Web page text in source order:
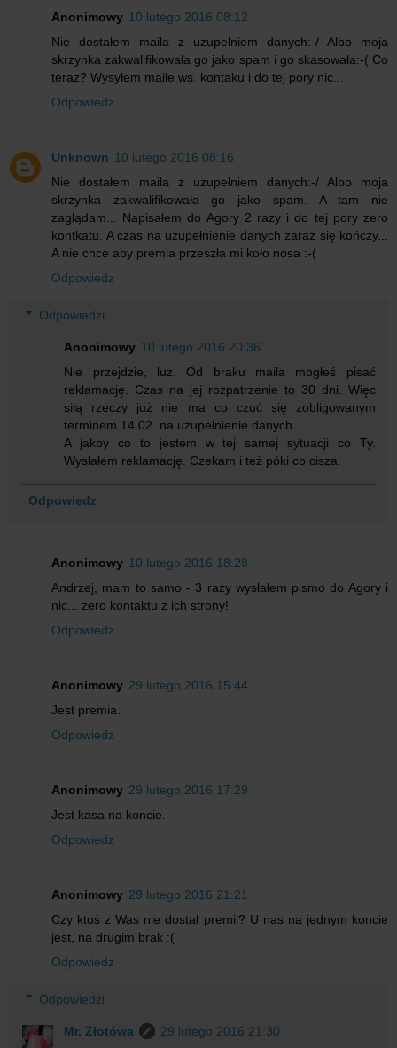
Anonimowy 10 lutego 2016 08:12
Nie dostałem maila z uzupełniem danych:-/ Albo moja
skrzynka zakwalifikowała go jako spam i go skasowała:-( Co
teraz? Wysyłem maile ws. kontaku i do tej pory nic...
Odpowiedz
Unknown 10 lutego 2016 08:16
Nie dostałem maila z uzupełniem danych:-/ Albo moja
skrzynka zakwalifikowała go jako spam. A tam nie
zaglądam... Napisałem do Agory 2 razy i do tej pory zero
kontkatu. A czas na uzupełnienie danych zaraz się kończy...
A nie chce aby premia przeszła mi koło nosa :-(
Odpowiedz
Odpowiedzi
Anonimowy 10 lutego 2016 20:36
Nie przejdzie, luz. Od braku maila mogłeś pisać
reklamację. Czas na jej rozpatrzenie to 30 dni. Więc
siłą rzeczy już nie ma co czuć się zobligowanym
terminem 14.02. na uzupełnienie danych.
A jakby co to jestem w tej samej sytuacji co Ty.
Wysłałem reklamację. Czekam i też póki co cisza.
Odpowiedz
Anonimowy 10 lutego 2016 18:28
Andrzej, mam to samo - 3 razy wysłałem pismo do Agory i
nic... zero kontaktu z ich strony!
Odpowiedz
Anonimowy 29 lutego 2016 15:44
Jest premia.
Odpowiedz
Anonimowy 29 lutego 2016 17:29
Jest kasa na koncie.
Odpowiedz
Anonimowy 29 lutego 2016 21:21
Czy ktoś z Was nie dostał premii? U nas na jednym koncie
jest, na drugim brak :(
Odpowiedz
Odpowiedzi
Mr. Złotówa
29 lutego 2016 21:30